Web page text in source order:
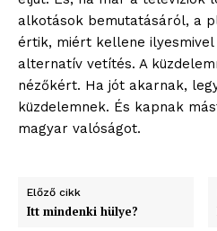
alkotások bemutatásáról, a
értik, miért kellene
alternatív vetítés. A
nézőkért. Ha jót akarnak,
küzdelemnek. És kapnak
magyar valóságot.
Előző cikk
Itt mindenki hülye?